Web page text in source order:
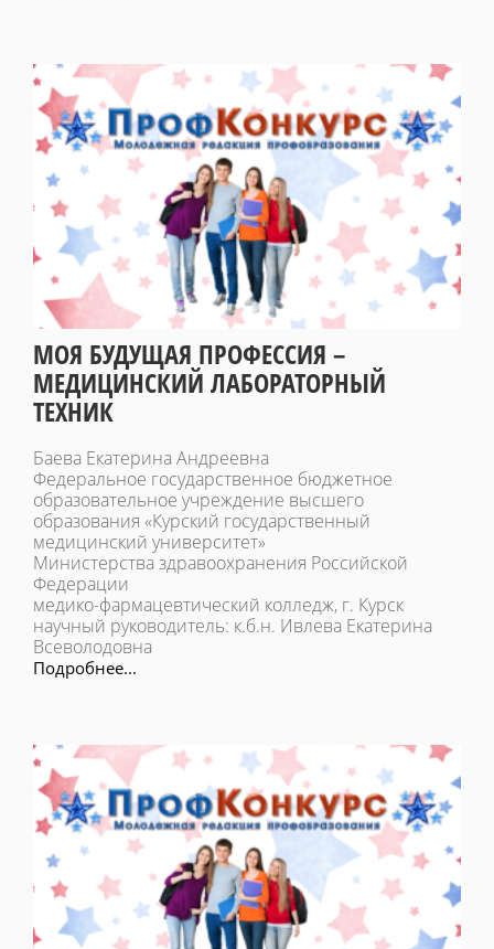
МОЯ БУДУЩАЯ ПРОФЕССИЯ –
МЕДИЦИНСКИЙ ЛАБОРАТОРНЫЙ
ТЕХНИК
Баева Екатерина Андреевна
Федеральное государственное бюджетное
образовательное учреждение высшего
образования «Курский государственный
медицинский университет»
Министерства здравоохранения Российской
Федерации
медико-фармацевтический колледж, г. Курск
научный руководитель: к.б.н. Ивлева Екатерина
Всеволодовна
Подробнее...